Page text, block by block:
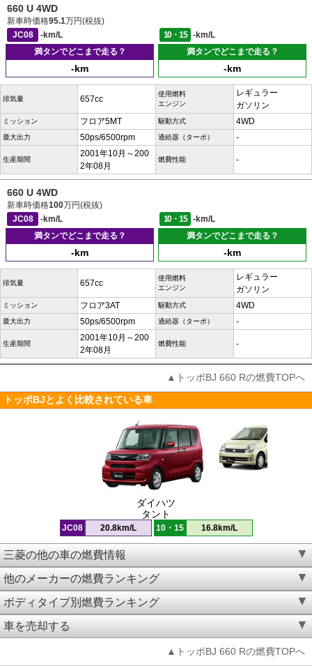
660 U 4WD
新車時価格95.1万円(税抜)
JC08
-km/L 10・15
-km/L
満タンでどこまで走る？
-km
満タンでどこまで走る？
-km
排気量 657cc
使用燃料
エンジン
レギュラー
ガソリン
ミッション フロア5MT 駆動方式 4WD
最大出力 50ps/6500rpm 過給器（ターボ） -
生産期間
2001年10月～200
2年08月
燃費性能 -
660 U 4WD
新車時価格100万円(税抜)
JC08
-km/L 10・15
-km/L
満タンでどこまで走る？
-km
満タンでどこまで走る？
-km
排気量 657cc
使用燃料
エンジン
レギュラー
ガソリン
ミッション フロア3AT 駆動方式 4WD
最大出力 50ps/6500rpm 過給器（ターボ） -
生産期間
2001年10月～200
2年08月
燃費性能 -
▲トッポBJ 660 Rの燃費TOPへ
トッポBJとよく比較されている車
ダイハツ
タント
JC08 20.8km/L 10・15 16.8km/L
三菱の他の車の燃費情報
他のメーカーの燃費ランキング
ボディタイプ別燃費ランキング
車を売却する
▲トッポBJ 660 Rの燃費TOPへ